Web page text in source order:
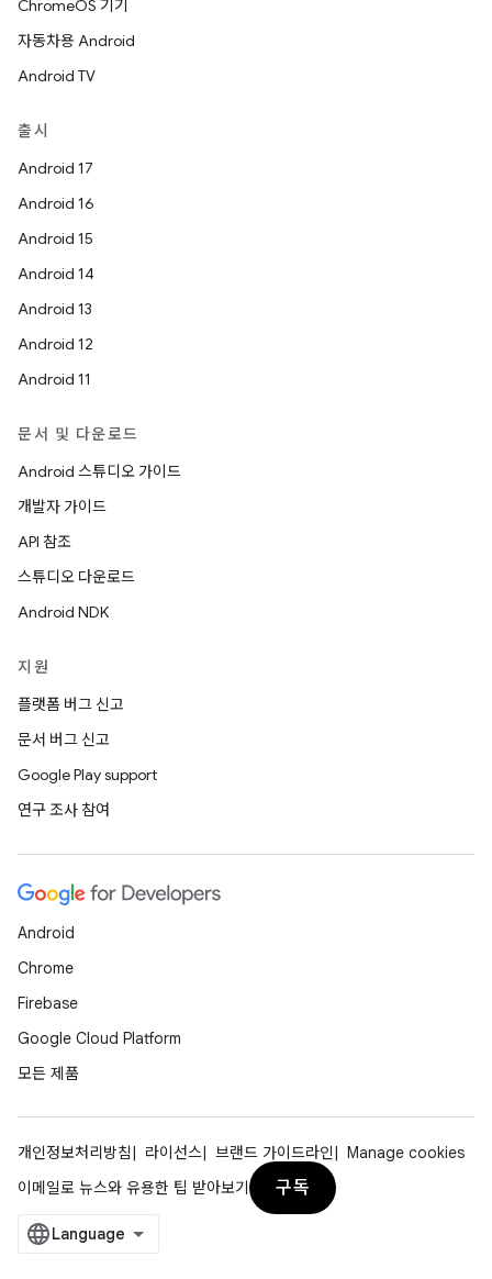
ChromeOS 기기
자동차용 Android
Android TV
출시
Android 17
Android 16
Android 15
Android 14
Android 13
Android 12
Android 11
문서 및 다운로드
Android 스튜디오 가이드
개발자 가이드
API 참조
스튜디오 다운로드
Android NDK
지원
플랫폼 버그 신고
문서 버그 신고
Google Play support
연구 조사 참여
Android
Chrome
Firebase
Google Cloud Platform
모든 제품
개인정보처리방침 라이선스 브랜드 가이드라인
Manage cookies
이메일로 뉴스와 유용한 팁 받아보기
구독